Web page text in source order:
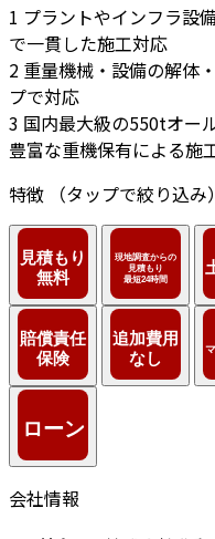
1 プラントやインフラ設
で一貫した施工対応
2 重量機械・設備の解体
プで対応
3 国内最大級の550tオー
豊富な重機保有による施
特徴
（タップで絞り込み）
会社情報